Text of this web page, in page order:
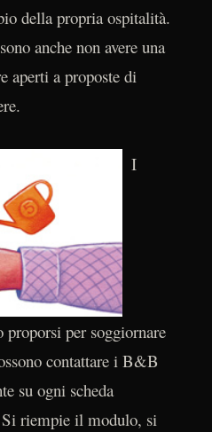
della propria ospitalità.
anche non avere una
aperti a proposte di
I
per soggiornare
contattare i B&B
su ogni scheda
riempie il modulo, si